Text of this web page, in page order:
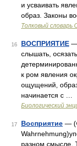
и усваивать
образ. Законы
Толковый словарь
16 ВОСПРИЯТИЕ —
слышать,
к ром явления
ощущений,
начинается с …
Биологический
17 Восприятие —
разном смысле.